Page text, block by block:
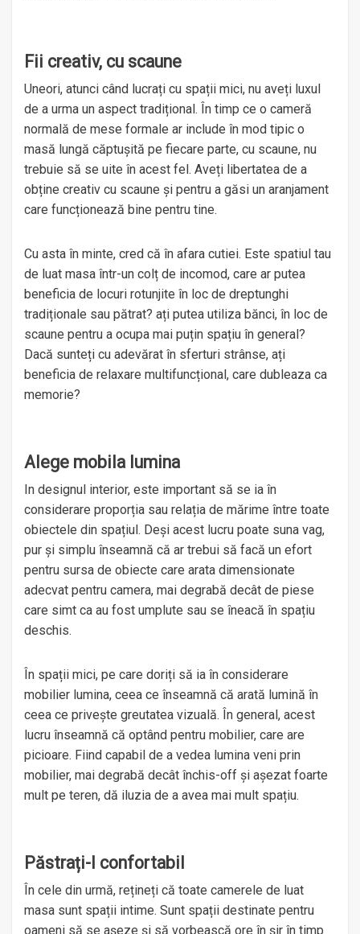
Fii creativ, cu scaune
Uneori, atunci când lucrați cu spații mici, nu aveți luxul
de a urma un aspect tradițional. În timp ce o cameră
normală de mese formale ar include în mod tipic o
masă lungă căptușită pe fiecare parte, cu scaune, nu
trebuie să se uite în acest fel. Aveți libertatea de a
obține creativ cu scaune și pentru a găsi un aranjament
care funcționează bine pentru tine.
Cu asta în minte, cred că în afara cutiei. Este spatiul tau
de luat masa într-un colț de incomod, care ar putea
beneficia de locuri rotunjite în loc de dreptunghi
tradiționale sau pătrat? ați putea utiliza bănci, în loc de
scaune pentru a ocupa mai puțin spațiu în general?
Dacă sunteți cu adevărat în sferturi strânse, ați
beneficia de relaxare multifuncțional, care dubleaza ca
memorie?
Alege mobila lumina
In designul interior, este important să se ia în
considerare proporția sau relația de mărime între toate
obiectele din spațiul. Deși acest lucru poate suna vag,
pur și simplu înseamnă că ar trebui să facă un efort
pentru sursa de obiecte care arata dimensionate
adecvat pentru camera, mai degrabă decât de piese
care simt ca au fost umplute sau se îneacă în spațiu
deschis.
În spații mici, pe care doriți să ia în considerare
mobilier lumina, ceea ce înseamnă că arată lumină în
ceea ce privește greutatea vizuală. În general, acest
lucru înseamnă că optând pentru mobilier, care are
picioare. Fiind capabil de a vedea lumina veni prin
mobilier, mai degrabă decât închis-off și așezat foarte
mult pe teren, dă iluzia de a avea mai mult spațiu.
Păstrați-l confortabil
În cele din urmă, rețineți că toate camerele de luat
masa sunt spații intime. Sunt spații destinate pentru
oameni să se așeze și să vorbească ore în șir în timp